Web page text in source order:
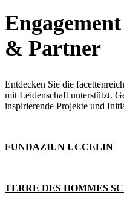
Engagement
& Partner
Entdecken Sie die
mit Leidenschaft unterstützt.
inspirierende Projekte und
FUNDAZIUN UCCELIN
TERRE DES HOMMES